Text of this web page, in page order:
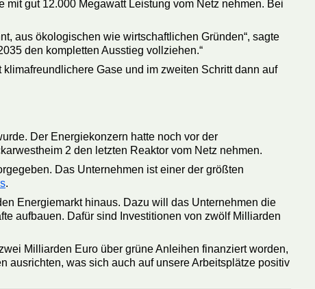
gut 12.000 Megawatt Leistung vom Netz nehmen. Bei
aus ökologischen wie wirtschaftlichen Gründen“, sagte
den kompletten Ausstieg vollziehen.“
Gase und im zweiten Schritt dann auf
Der Energiekonzern hatte noch vor der
2 den letzten Reaktor vom Netz nehmen.
Das Unternehmen ist einer der größten
.
Energiemarkt hinaus. Dazu will das Unternehmen die
aufbauen. Dafür sind Investitionen von zwölf Milliarden
Milliarden Euro über grüne Anleihen finanziert worden,
ausrichten, was sich auch auf unsere Arbeitsplätze positiv